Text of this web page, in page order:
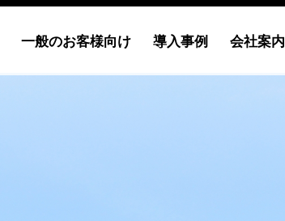
一般のお客様向け 導入事例 会社案内